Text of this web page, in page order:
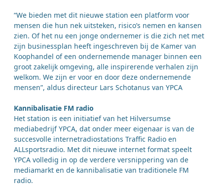
“We bieden met dit nieuwe station een platform voor
mensen die hun nek uitsteken, risico’s nemen en kansen
zien. Of het nu een jonge ondernemer is die zich net met
zijn businessplan heeft ingeschreven bij de Kamer van
Koophandel of een ondernemende manager binnen een
groot zakelijk omgeving, alle inspirerende verhalen zijn
welkom. We zijn er voor en door deze ondernemende
mensen”, aldus directeur Lars Schotanus van YPCA
Kannibalisatie FM radio
Het station is een initiatief van het Hilversumse
mediabedrijf YPCA, dat onder meer eigenaar is van de
succesvolle internetradiostations Traffic Radio en
ALLsportsradio. Met dit nieuwe internet format speelt
YPCA volledig in op de verdere versnippering van de
mediamarkt en de kannibalisatie van traditionele FM
radio.